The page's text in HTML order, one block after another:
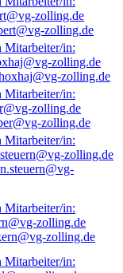
zolling.de
zolling.de
zolling.de
zolling.de